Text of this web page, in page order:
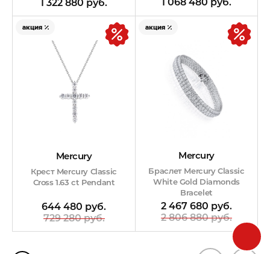
1 322 880 руб.
Mercury
Крест Mercury Classic
Cross 1.63 ct Pendant
644 480 руб.
729 280 руб.
акция
Mercury
Браслет Mercury Classic
White Gold Diamonds
Bracelet
2 467 680 руб.
2 806 880 руб.
акция